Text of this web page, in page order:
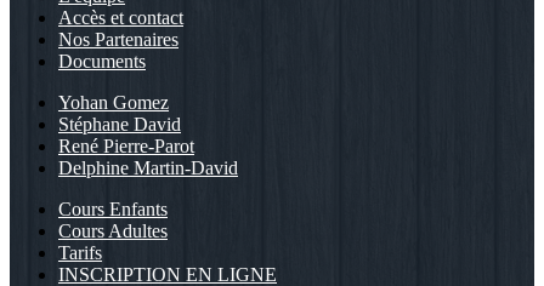
Accès et contact
Nos Partenaires
Documents
Yohan Gomez
Stéphane David
René Pierre-Parot
Delphine Martin-David
Cours Enfants
Cours Adultes
Tarifs
INSCRIPTION EN LIGNE